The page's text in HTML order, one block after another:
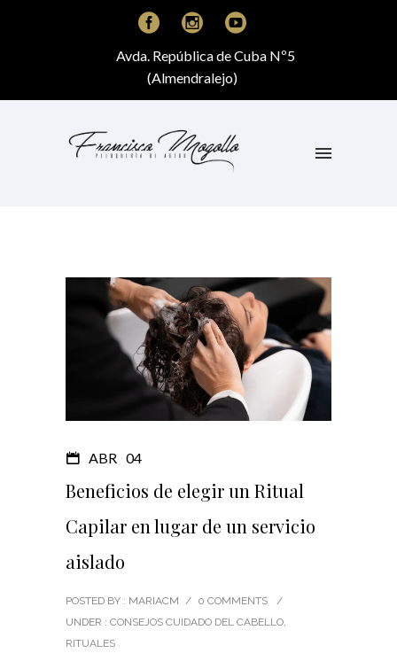
Avda. República de Cuba Nº5
(Almendralejo)
ABR 04
Beneficios de elegir un Ritual
Capilar en lugar de un servicio
aislado
POSTED BY : MARIACM / 0 COMMENTS
/
UNDER : CONSEJOS CUIDADO DEL CABELLO,
RITUALES